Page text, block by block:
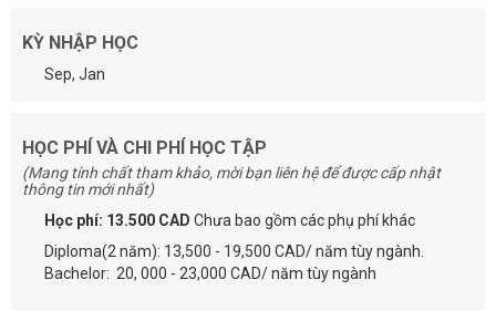
KỲ NHẬP HỌC
Sep, Jan
HỌC PHÍ VÀ CHI PHÍ HỌC TẬP
(Mang tính chất tham khảo, mời bạn liên hệ để được cấp nhật
thông tin mới nhất)
Học phí: 13.500 CAD Chưa bao gồm các phụ phí khác
Diploma(2 năm): 13,500 - 19,500 CAD/ năm tùy ngành.
Bachelor: 20, 000 - 23,000 CAD/ năm tùy ngành